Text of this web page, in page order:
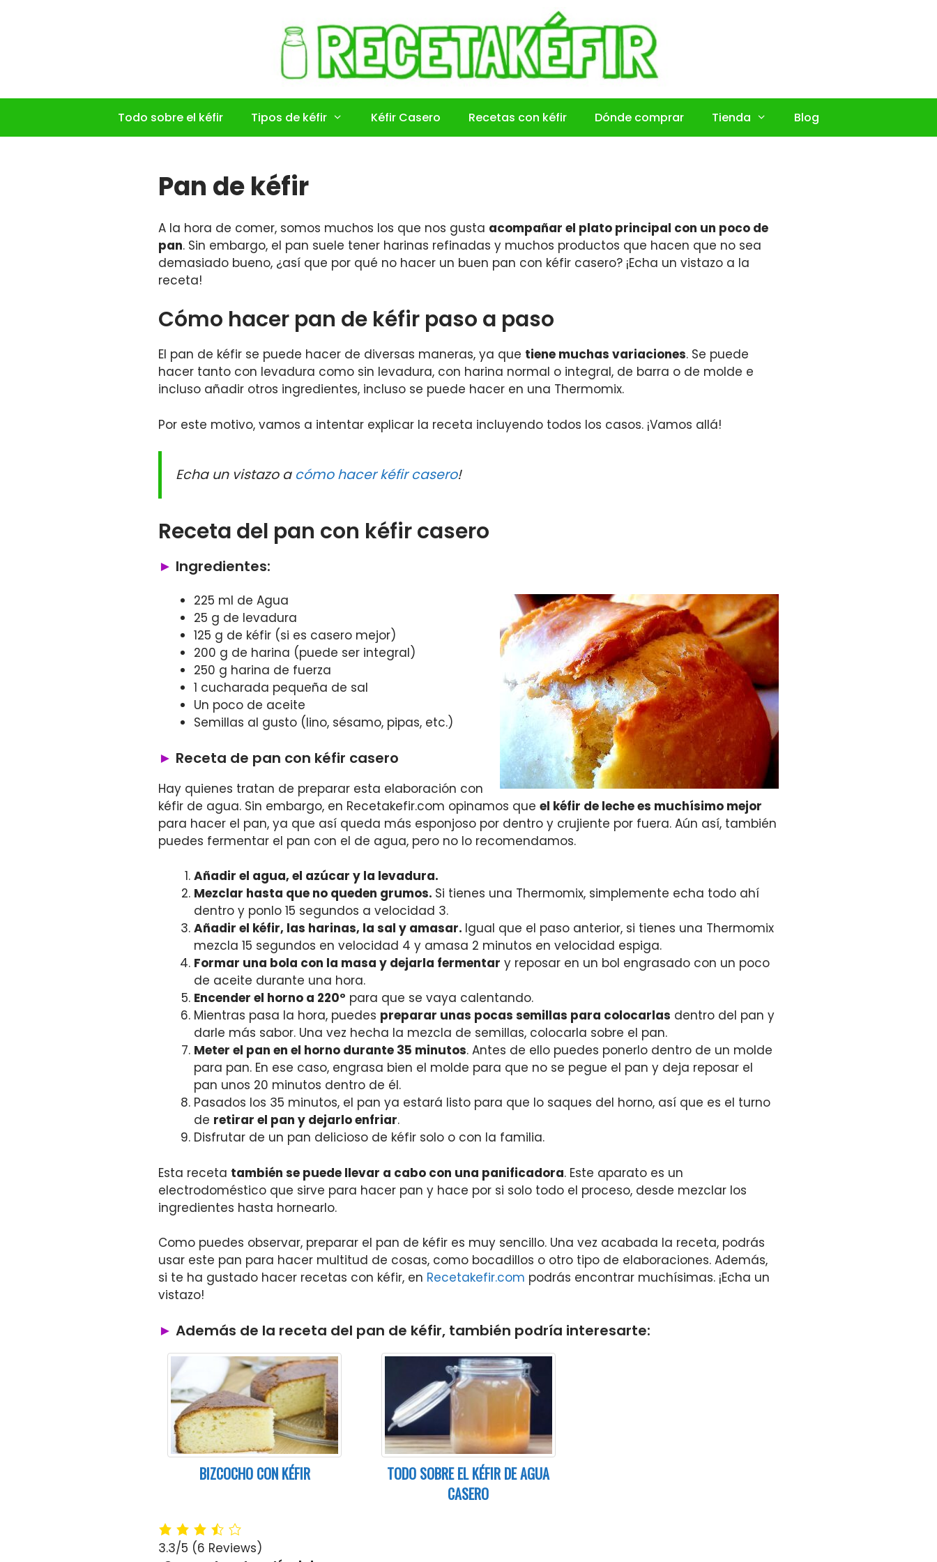
Todo sobre el kéfir Tipos de kéfir Kéfir Casero Recetas con kéfir Dónde comprar Tienda Blog
Pan de kéfir
A la hora de comer, somos muchos los que nos gusta acompañar el plato principal con un poco de
pan. Sin embargo, el pan suele tener harinas refinadas y muchos productos que hacen que no sea
demasiado bueno, ¿así que por qué no hacer un buen pan con kéfir casero? ¡Echa un vistazo a la
receta!
Cómo hacer pan de kéfir paso a paso
El pan de kéfir se puede hacer de diversas maneras, ya que tiene muchas variaciones. Se puede
hacer tanto con levadura como sin levadura, con harina normal o integral, de barra o de molde e
incluso añadir otros ingredientes, incluso se puede hacer en una Thermomix.
Por este motivo, vamos a intentar explicar la receta incluyendo todos los casos. ¡Vamos allá!
Echa un vistazo a cómo hacer kéfir casero!
Receta del pan con kéfir casero
Ingredientes:
225 ml de Agua
25 g de levadura
125 g de kéfir (si es casero mejor)
200 g de harina (puede ser integral)
250 g harina de fuerza
1 cucharada pequeña de sal
Un poco de aceite
Semillas al gusto (lino, sésamo, pipas, etc.)
Receta de pan con kéfir casero
Hay quienes tratan de preparar esta elaboración con
kéfir de agua. Sin embargo, en Recetakefir.com opinamos que el kéfir de leche es muchísimo mejor
para hacer el pan, ya que así queda más esponjoso por dentro y crujiente por fuera. Aún así, también
puedes fermentar el pan con el de agua, pero no lo recomendamos.
Añadir el agua, el azúcar y la levadura.
Mezclar hasta que no queden grumos. Si tienes una Thermomix, simplemente echa todo ahí
dentro y ponlo 15 segundos a velocidad 3.
Añadir el kéfir, las harinas, la sal y amasar. Igual que el paso anterior, si tienes una Thermomix
mezcla 15 segundos en velocidad 4 y amasa 2 minutos en velocidad espiga.
Formar una bola con la masa y dejarla fermentar y reposar en un bol engrasado con un poco
de aceite durante una hora.
Encender el horno a 220º para que se vaya calentando.
Mientras pasa la hora, puedes preparar unas pocas semillas para colocarlas dentro del pan y
darle más sabor. Una vez hecha la mezcla de semillas, colocarla sobre el pan.
Meter el pan en el horno durante 35 minutos. Antes de ello puedes ponerlo dentro de un molde
para pan. En ese caso, engrasa bien el molde para que no se pegue el pan y deja reposar el
pan unos 20 minutos dentro de él.
Pasados los 35 minutos, el pan ya estará listo para que lo saques del horno, así que es el turno
de retirar el pan y dejarlo enfriar.
Disfrutar de un pan delicioso de kéfir solo o con la familia.
Esta receta también se puede llevar a cabo con una panificadora. Este aparato es un
electrodoméstico que sirve para hacer pan y hace por si solo todo el proceso, desde mezclar los
ingredientes hasta hornearlo.
Como puedes observar, preparar el pan de kéfir es muy sencillo. Una vez acabada la receta, podrás
usar este pan para hacer multitud de cosas, como bocadillos o otro tipo de elaboraciones. Además,
si te ha gustado hacer recetas con kéfir, en Recetakefir.com podrás encontrar muchísimas. ¡Echa un
vistazo!
Además de la receta del pan de kéfir, también podría interesarte:
BIZCOCHO CON KÉFIR
TODO SOBRE EL KÉFIR DE AGUA
CASERO
3.3/5 (6 Reviews)